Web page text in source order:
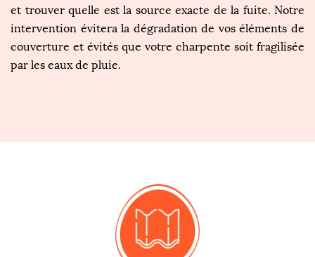
et trouver quelle est la source exacte de la fuite. Notre
intervention évitera la dégradation de vos éléments de
couverture et évités que votre charpente soit fragilisée
par les eaux de pluie.